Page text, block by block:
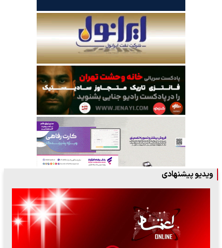
ویدیو پیشنهادی